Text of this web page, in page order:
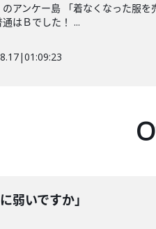
のアンケー島 「着なくなった服
はＢでした！ ...
|01:09:23
弱いですか」